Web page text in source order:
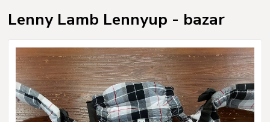
Lenny Lamb Lennyup - bazar